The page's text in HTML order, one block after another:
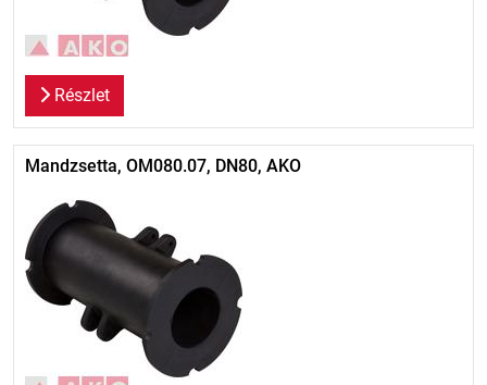
Részlet
Mandzsetta, OM080.07, DN80, AKO